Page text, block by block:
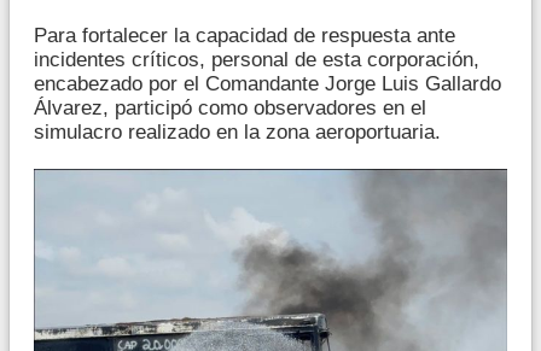
Para fortalecer la capacidad de respuesta ante
incidentes críticos, personal de esta corporación,
encabezado por el Comandante Jorge Luis Gallardo
Álvarez, participó como observadores en el
simulacro realizado en la zona aeroportuaria.